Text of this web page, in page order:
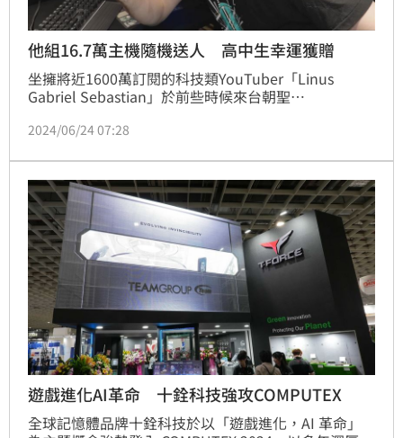
他組16.7萬主機隨機送人 高中生幸運獲贈
坐擁將近1600萬訂閱的科技類YouTuber「Linus
Gabriel Sebastian」於前些時候來台朝聖
5,159美元（約167,000新台幣）組了一台超高規格的主
2024/06/24 07:28
遊戲進化AI革命 十銓科技強攻COMPUTEX
全球記憶體品牌十銓科技於以「遊戲進化，AI 革命」